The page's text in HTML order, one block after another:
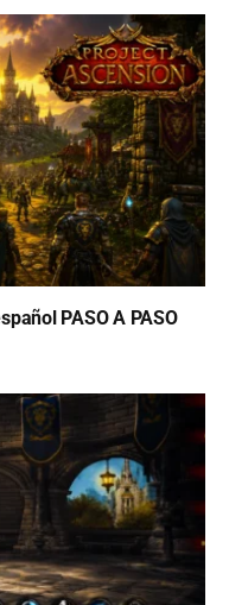
PASO A PASO